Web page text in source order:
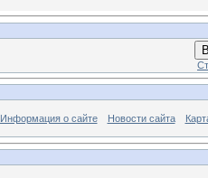
Информация о сайте Новости сайта